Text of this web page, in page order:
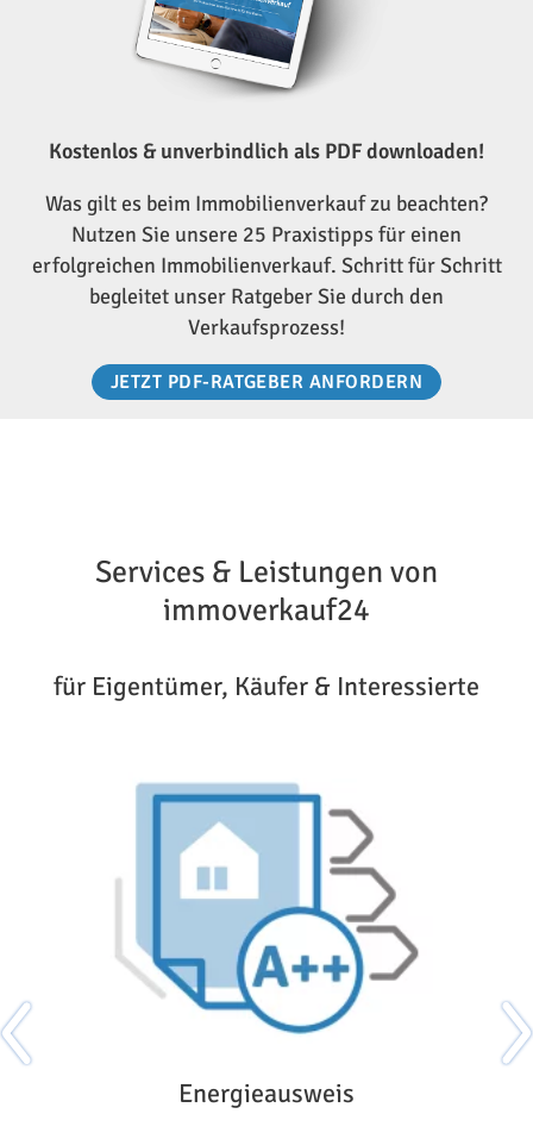
Kostenlos & unverbindlich als PDF downloaden!
Was gilt es beim Immobilienverkauf zu beachten?
Nutzen Sie unsere 25 Praxistipps für einen
erfolgreichen Immobilienverkauf. Schritt für Schritt
begleitet unser Ratgeber Sie durch den
Verkaufsprozess!
JETZT PDF-RATGEBER ANFORDERN
Services & Leistungen von
immoverkauf24
für Eigentümer, Käufer & Interessierte
Energieausweis